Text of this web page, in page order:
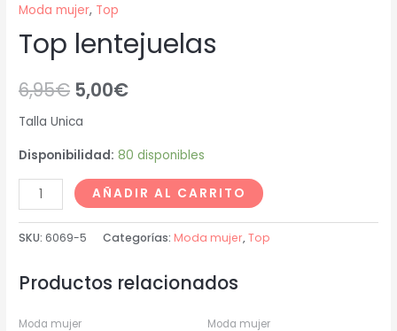
Moda mujer, Top
Top lentejuelas
6,95€ 5,00€
Talla Unica
Disponibilidad: 80 disponibles
AÑADIR AL CARRITO
SKU: 6069-5 Categorías: Moda mujer,Top
Productos relacionados
Moda mujer Moda mujer